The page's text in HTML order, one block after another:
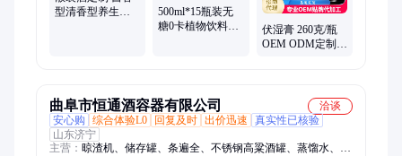
型清香型养生酒
500ml*15瓶装无
糖0卡植物饮料代
伏湿膏 260克/瓶
OEM ODM定制贴
曲阜市恒通酒容器有限公司
洽谈
安心购
综合体验L0 回复及时 出价迅速
真实性已核验
山东济宁
主营： 晾渣机、储存罐、条遍全、不锈钢高粱酒罐、蒸馏水、木